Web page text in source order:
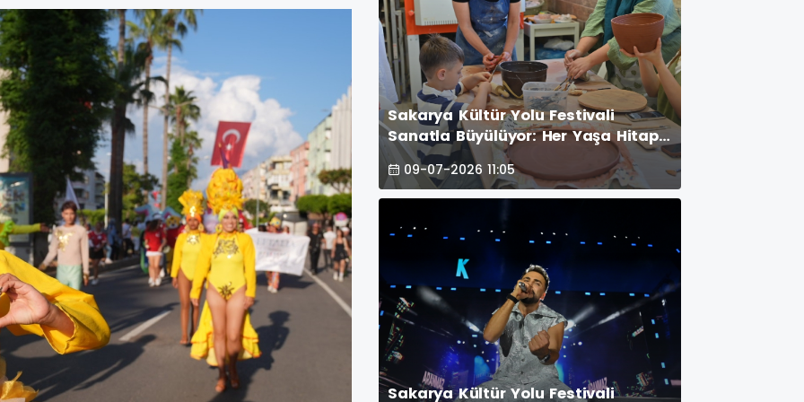
Sakarya Kültür Yolu Festivali
Sanatla Büyülüyor: Her Yaşa Hitap
Eden Etkinlikler Yoğun İlgi Görüyor
09-07-2026 11:05
Sakarya Kültür Yolu Festivali